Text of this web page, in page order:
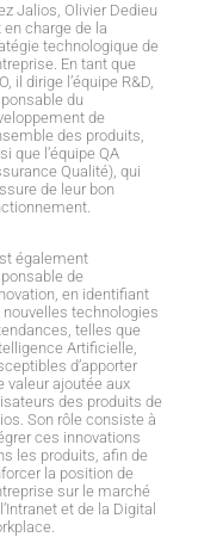
Jalios, Olivier Dedieu
en charge de la
technologique de
En tant que
il dirige l’équipe R&D,
du
de
des produits,
que l’équipe QA
Qualité), qui
de leur bon
également
de
en identifiant
nouvelles technologies
telles que
Artificielle,
d’apporter
valeur ajoutée aux
des produits de
Son rôle consiste à
ces innovations
les produits, afin de
la position de
sur le marché
et de la Digital